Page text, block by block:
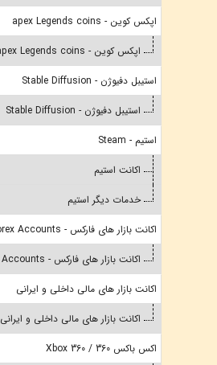
اپکس کوین - apex Legends coins
اپکس کوین - apex Legends coins
استیبل دفیوژن - Stable Diffusion
استیبل دفیوژن - Stable Diffusion
استیم - Steam
اکانت استیم
خدمات دیگر استیم
اکانت بازار های فارکس - Forex Accounts
اکانت بازار های فارکس - Forex Accounts
اکانت بازار های مالی داخلی و ایرانی
اکانت بازار های مالی داخلی و ایرانی
اکس باکس 360 / Xbox 360